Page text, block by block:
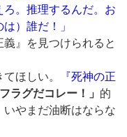
。推理するんだ。お
）誰だ！」
』を見つけられると
ほしい。
『死神の正
ラグだコレー！」 的
やまだ油断はならな